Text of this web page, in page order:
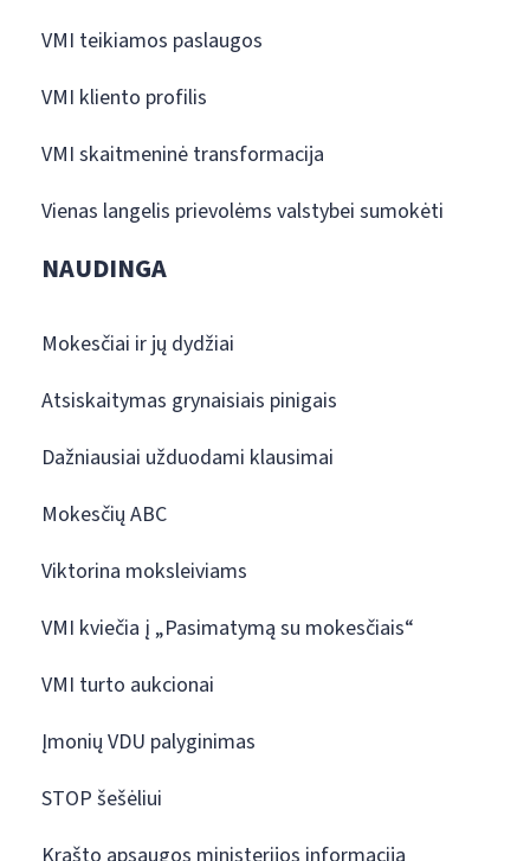
VMI teikiamos paslaugos
VMI kliento profilis
VMI skaitmeninė transformacija
Vienas langelis prievolėms valstybei sumokėti
NAUDINGA
Mokesčiai ir jų dydžiai
Atsiskaitymas grynaisiais pinigais
Dažniausiai užduodami klausimai
Mokesčių ABC
Viktorina moksleiviams
VMI kviečia į „Pasimatymą su mokesčiais“
VMI turto aukcionai
Įmonių VDU palyginimas
STOP šešėliui